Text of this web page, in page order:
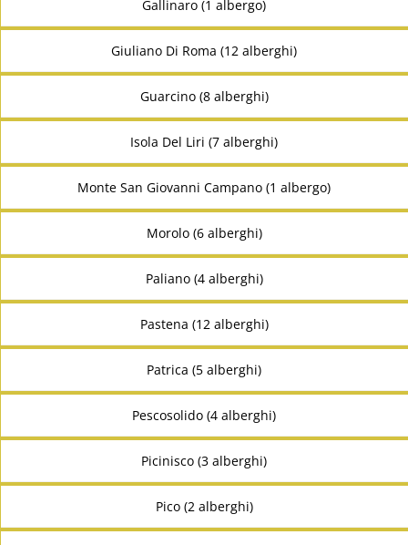
Gallinaro (1 albergo)
Giuliano Di Roma (12 alberghi)
Guarcino (8 alberghi)
Isola Del Liri (7 alberghi)
Monte San Giovanni Campano (1 albergo)
Morolo (6 alberghi)
Paliano (4 alberghi)
Pastena (12 alberghi)
Patrica (5 alberghi)
Pescosolido (4 alberghi)
Picinisco (3 alberghi)
Pico (2 alberghi)